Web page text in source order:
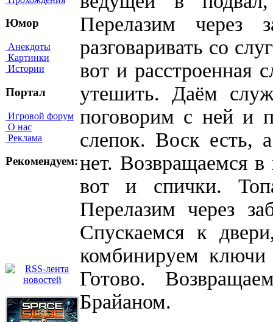
Юмор
Анекдоты
Картинки
Истории
Портал
Игровой форум
О нас
Реклама
Рекомендуем:
Перелазим через
разговаривать со
вот и расстроенная
утешить. Даём
поговорим с ней и
слепок. Воск есть,
нет. Возвращаемся
вот и спички.
Перелазим через
Спускаемся к
комбинируем
Готово.
Брайаном.